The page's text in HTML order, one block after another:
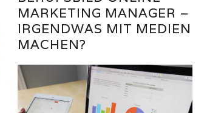
MARKETING MANAGER –
IRGENDWAS MIT MEDIEN
MACHEN?